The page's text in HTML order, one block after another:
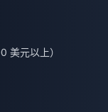
美元以上）